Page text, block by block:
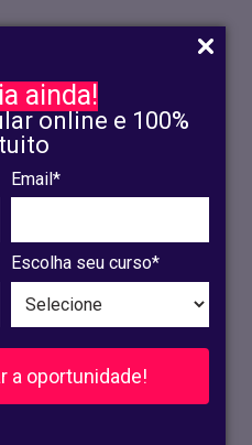
ainda!
online e 100%
Email*
Escolha seu curso*
a oportunidade!